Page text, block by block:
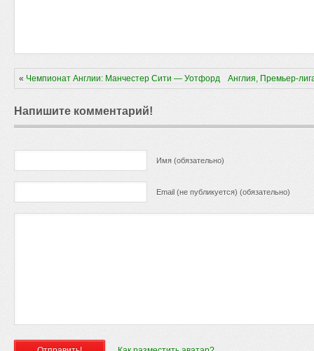
« Чемпионат Англии: Манчестер Сити — Уотфорд Англия, Премьер-
Напишите комментарий!
Имя (обязательно)
Email (не публикуется) (обязательно)